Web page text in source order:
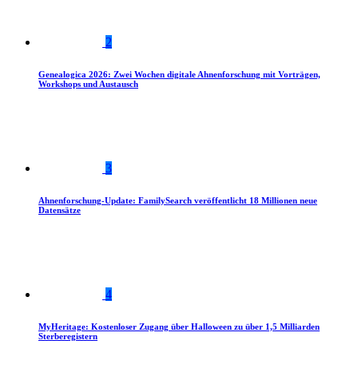
2
Genealogica 2026: Zwei Wochen digitale Ahnenforschung mit Vorträgen,
Workshops und Austausch
3
Ahnenforschung-Update: FamilySearch veröffentlicht 18 Millionen neue
Datensätze
4
MyHeritage: Kostenloser Zugang über Halloween zu über 1,5 Milliarden
Sterberegistern